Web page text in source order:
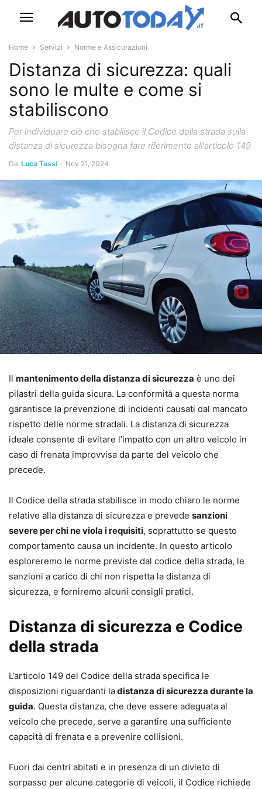
Home Servizi Norme e Assicurazioni
Distanza di sicurezza: quali
sono le multe e come si
stabiliscono
Per individuare ciò che stabilisce il Codice della strada sulla
distanza di sicurezza bisogna fare riferimento all'articolo 149
Da Luca Tassi - Nov 21, 2024
Il mantenimento della distanza di sicurezza è uno dei
pilastri della guida sicura. La conformità a questa norma
garantisce la prevenzione di incidenti causati dal mancato
rispetto delle norme stradali. La distanza di sicurezza
ideale consente di evitare l’impatto con un altro veicolo in
caso di frenata improvvisa da parte del veicolo che
precede.
Il Codice della strada stabilisce in modo chiaro le norme
relative alla distanza di sicurezza e prevede sanzioni
severe per chi ne viola i requisiti, soprattutto se questo
comportamento causa un incidente. In questo articolo
esploreremo le norme previste dal codice della strada, le
sanzioni a carico di chi non rispetta la distanza di
sicurezza, e forniremo alcuni consigli pratici.
Distanza di sicurezza e Codice
della strada
L’articolo 149 del Codice della strada specifica le
disposizioni riguardanti ladistanza di sicurezza durante la
guida. Questa distanza, che deve essere adeguata al
veicolo che precede, serve a garantire una sufficiente
capacità di frenata e a prevenire collisioni.
Fuori dai centri abitati e in presenza di un divieto di
sorpasso per alcune categorie di veicoli, il Codice richiede